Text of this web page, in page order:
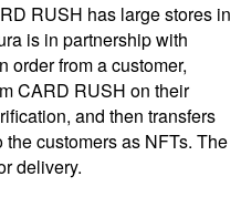
RUSH has large stores in
is in partnership with
order from a customer,
CARD RUSH on their
and then transfers
customers as NFTs. The
delivery.